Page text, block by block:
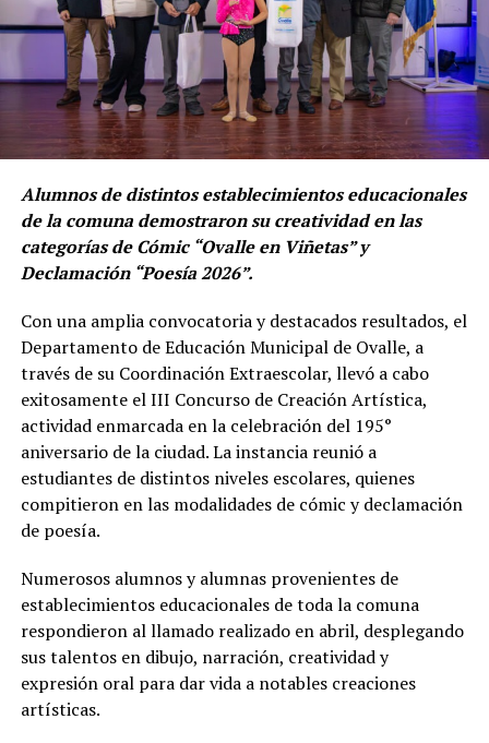
Alumnos de distintos establecimientos educacionales
de la comuna demostraron su creatividad en las
categorías de Cómic “Ovalle en Viñetas” y
Declamación “Poesía 2026”.
Con una amplia convocatoria y destacados resultados, el
Departamento de Educación Municipal de Ovalle, a
través de su Coordinación Extraescolar, llevó a cabo
exitosamente el III Concurso de Creación Artística,
actividad enmarcada en la celebración del 195°
aniversario de la ciudad. La instancia reunió a
estudiantes de distintos niveles escolares, quienes
compitieron en las modalidades de cómic y declamación
de poesía.
Numerosos alumnos y alumnas provenientes de
establecimientos educacionales de toda la comuna
respondieron al llamado realizado en abril, desplegando
sus talentos en dibujo, narración, creatividad y
expresión oral para dar vida a notables creaciones
artísticas.